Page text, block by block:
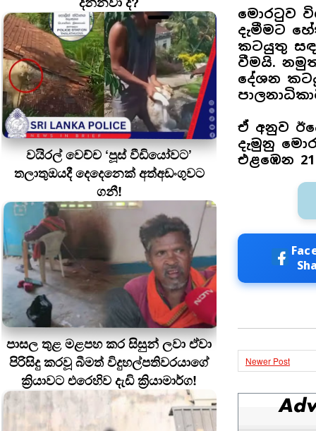
වයිරල් වෙච්ච ‘පූස් වීඩියෝවට’
තලාතුඔයදී දෙදෙනෙක් අත්අඩංගුවට
ගනී!
පාසල තුළ මළපහ කර සිසුන් ලවා ඒවා
පිරිසිදු කරවූ බීමත් විදුහල්පතිවරයාගේ
ක්‍රියාවට එරෙහිව දැඩි ක්‍රියාමාර්ග!
මොරටුව
දැමීමට
කටයුතු
වීමයි.
දේශන
ඒ අනුව
දැමුනු
එළඹෙන
Newer Post